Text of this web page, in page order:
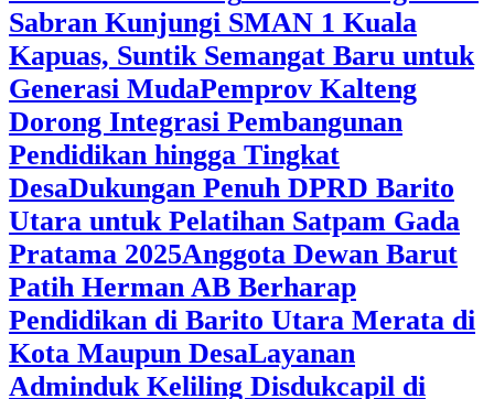
Sabran Kunjungi SMAN 1 Kuala
Kapuas, Suntik Semangat Baru untuk
Generasi Muda‎Pemprov Kalteng
Dorong Integrasi Pembangunan
Pendidikan hingga Tingkat
DesaDukungan Penuh DPRD Barito
Utara untuk Pelatihan Satpam Gada
Pratama 2025Anggota Dewan Barut
Patih Herman AB Berharap
Pendidikan di Barito Utara Merata di
Kota Maupun DesaLayanan
Adminduk Keliling Disdukcapil di